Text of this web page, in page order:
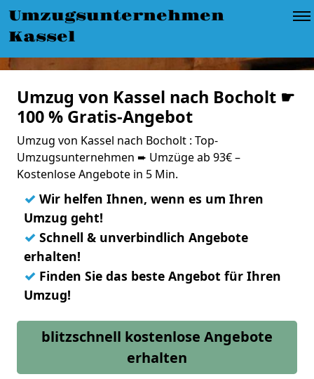
Umzugsunternehmen
Kassel
Umzug von Kassel nach Bocholt ☛
100 % Gratis-Angebot
Umzug von Kassel nach Bocholt : Top-
Umzugsunternehmen ➨ Umzüge ab 93€ –
Kostenlose Angebote in 5 Min.
✓ Wir helfen Ihnen, wenn es um Ihren
Umzug geht!
✓ Schnell & unverbindlich Angebote
erhalten!
✓ Finden Sie das beste Angebot für Ihren
Umzug!
blitzschnell kostenlose Angebote
erhalten